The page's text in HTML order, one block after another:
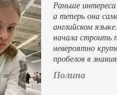
Раньше интереса
а теперь она
английском
начала строить
невероятно
пробелов в
Полина